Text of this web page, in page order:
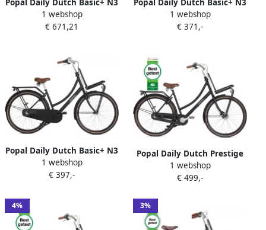
Popal Daily Dutch Basic+ N3
Transportfiets Stadsfiets
Dames 53 centimeter Mat
1 webshop
€ 671,21
Popal Daily Dutch Basic+ N3
Transportfiets Stadsfiets
Dames 47 centimeter Mat
1 webshop
€ 371,-
Popal Daily Dutch Basic+ N3
Transportfiets Stadsfiets
Dames 59 centimeter Mat
1 webshop
€ 397,-
Popal Daily Dutch Prestige
Damesfiets Transportfiets
28 Inch 47 cm 3
1 webshop
€ 499,-
4% 3%